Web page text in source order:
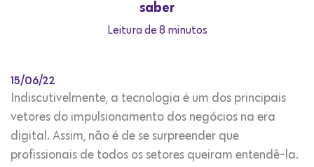
saber
Leitura de 8 minutos
15/06/22
Indiscutivelmente, a tecnologia é um dos principais
vetores do impulsionamento dos negócios na era
digital. Assim, não é de se surpreender que
profissionais de todos os setores queiram entendê-la.